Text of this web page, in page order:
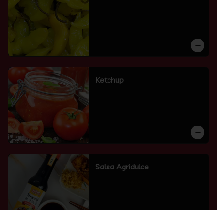
Ketchup
Salsa Agridulce